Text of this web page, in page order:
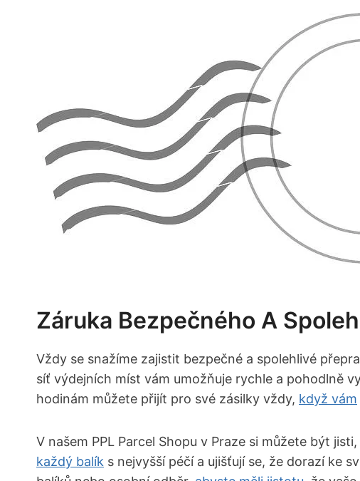
Záruka Bezpečného A
Vždy se snažíme zajistit bezpečné a spolehlivé
síť výdejních míst vám umožňuje rychle a pohodlně
hodinám můžete přijít pro své zásilky vždy, když vám
V našem PPL Parcel Shopu v Praze si můžete být
každý balík s nejvyšší péčí a ujišťují se, že dorazí ke